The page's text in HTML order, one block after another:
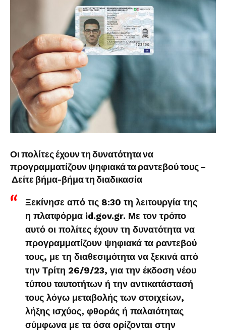
Οι πολίτες έχουν τη δυνατότητα να
προγραμματίζουν ψηφιακά τα ραντεβού τους –
Δείτε βήμα-βήμα τη διαδικασία
Ξεκίνησε από τις 8:30 τη λειτουργία της
η πλατφόρμα id.gov.gr. Με τον τρόπο
αυτό οι πολίτες έχουν τη δυνατότητα να
προγραμματίζουν ψηφιακά τα ραντεβού
τους, με τη διαθεσιμότητα να ξεκινά από
την Τρίτη 26/9/23, για την έκδοση νέου
τύπου ταυτοτήτων ή την αντικατάστασή
τους λόγω μεταβολής των στοιχείων,
λήξης ισχύος, φθοράς ή παλαιότητας
σύμφωνα με τα όσα ορίζονται στην